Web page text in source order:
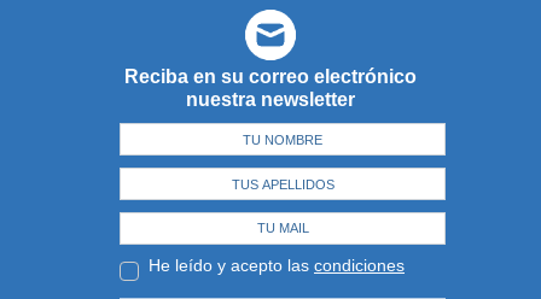
Reciba en su correo electrónico
nuestra newsletter
He leído y acepto las condiciones